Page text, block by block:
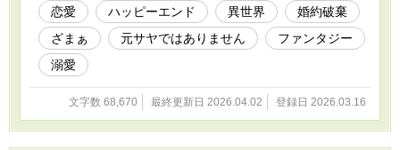
んなレナリナの活躍を知った家族や、ムーディの両親、別れるつも
りがなかったムーディは、彼女に復縁を求めるが――
恋愛 ハッピーエンド 異世界
婚約破棄
ざまぁ
元サヤではありません
ファンタジー
溺愛
文字数 68,670 最終更新日 2026.04.02 登録日 2026.03.16